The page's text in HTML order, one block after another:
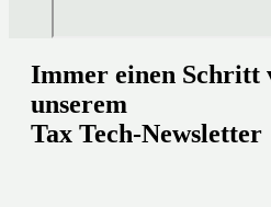
Immer einen Schritt
unserem
Tax Tech-Newsletter